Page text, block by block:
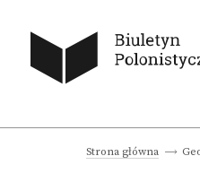
Strona główna